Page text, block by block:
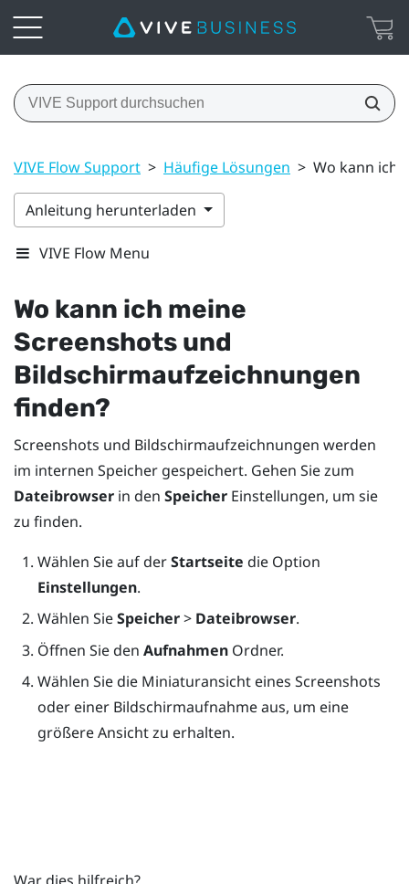
VIVE Flow Support > Häufige Lösungen > Wo kann ich
Anleitung herunterladen
VIVE Flow Menu
Wo kann ich meine
Screenshots und
Bildschirmaufzeichnungen
finden?
Screenshots und Bildschirmaufzeichnungen werden
im internen Speicher gespeichert. Gehen Sie zum
Dateibrowser in den Speicher Einstellungen, um sie
zu finden.
Wählen Sie auf derStartseite die Option
Einstellungen.
Wählen SieSpeicher> Dateibrowser.
Öffnen Sie den AufnahmenOrdner.
Wählen Sie die Miniaturansicht eines Screenshots
oder einer Bildschirmaufnahme aus, um eine
größere Ansicht zu erhalten.